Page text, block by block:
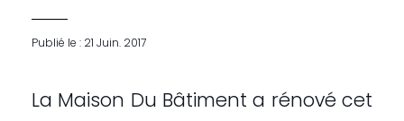
Publié le : 21 Juin. 2017
La Maison Du Bâtiment a rénové cet